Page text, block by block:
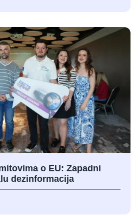
o EU: Zapadni
dezinformacija